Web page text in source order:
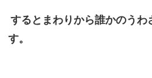
するとまわりから誰かのうわ
す。